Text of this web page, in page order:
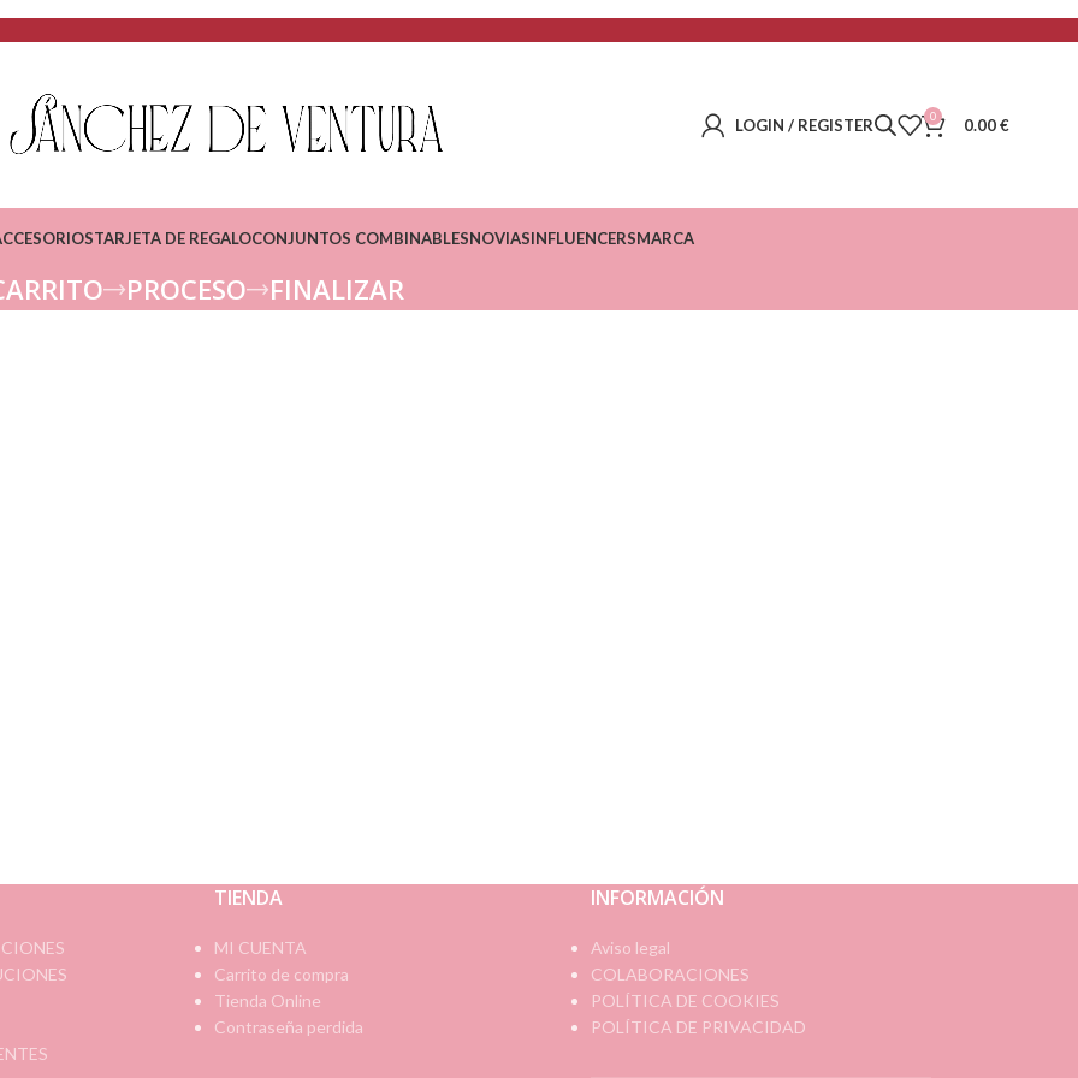
LOGIN / REGISTER 0 0.00€
TARJETA DE REGALOCONJUNTOS COMBINABLESNOVIASINFLUENCERSMARCA
PROCESO FINALIZAR
TIENDA
MI CUENTA
Carrito de compra
Tienda Online
Contraseña perdida
INFORMACIÓN
Aviso legal
COLABORACIONES
POLÍTICA DE COOKIES
POLÍTICA DE PRIVACIDAD